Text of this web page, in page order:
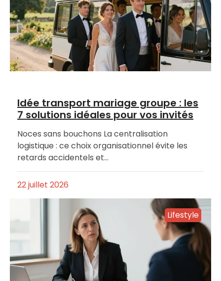
Idée transport mariage groupe : les
7 solutions idéales pour vos invités
Noces sans bouchons La centralisation
logistique : ce choix organisationnel évite les
retards accidentels et…
22 juillet 2026
Lifestyle